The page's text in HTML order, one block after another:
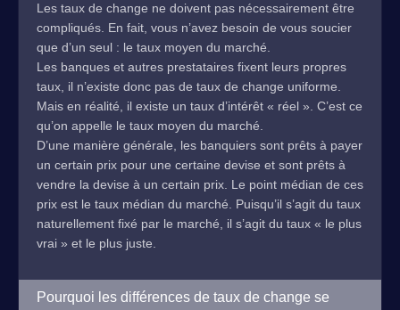
Les taux de change ne doivent pas nécessairement être
compliqués. En fait, vous n’avez besoin de vous soucier
que d’un seul : le taux moyen du marché.
Les banques et autres prestataires fixent leurs propres
taux, il n’existe donc pas de taux de change uniforme.
Mais en réalité, il existe un taux d’intérêt « réel ». C’est ce
qu’on appelle le taux moyen du marché.
D’une manière générale, les banquiers sont prêts à payer
un certain prix pour une certaine devise et sont prêts à
vendre la devise à un certain prix. Le point médian de ces
prix est le taux médian du marché. Puisqu’il s’agit du taux
naturellement fixé par le marché, il s’agit du taux « le plus
vrai » et le plus juste.
Pourquoi les différences de taux de change se